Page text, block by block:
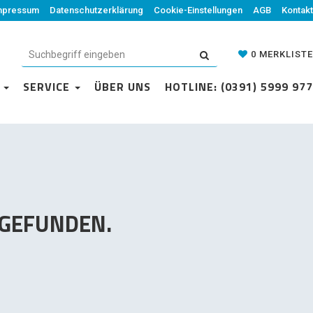
Datenschutzerklärung Cookie-Einstellungen AGB Kontakt
0 MERKLISTE
ÜBER UNS HOTLINE: (0391) 5999 977
Datenschutzerklärung Cookie-Einstellungen AGB Kontakt
0 MERKLISTE
SERVICE ÜBER UNS HOTLINE: (0391) 5999 977